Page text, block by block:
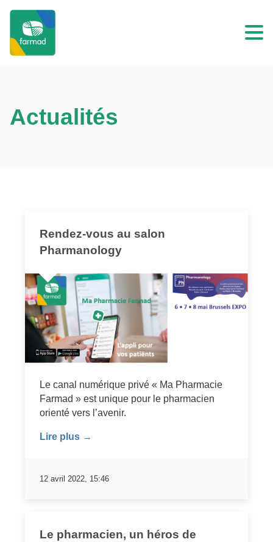
Actualités
Rendez-vous au salon
Pharmanology
Le canal numérique privé « Ma Pharmacie
Farmad » est unique pour le pharmacien
orienté vers l’avenir.
Lire plus →
12 avril 2022, 15:46
Le pharmacien, un héros de